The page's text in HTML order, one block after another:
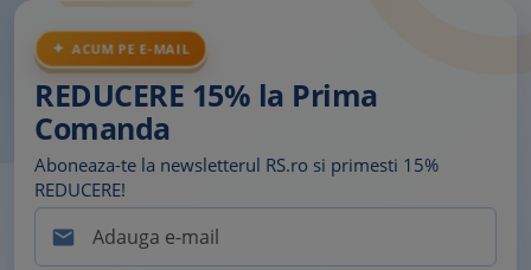
ACUM PE E-MAIL
REDUCERE 15% la Prima
Comanda
Aboneaza-te la newsletterul RS.ro si primesti 15%
REDUCERE!
